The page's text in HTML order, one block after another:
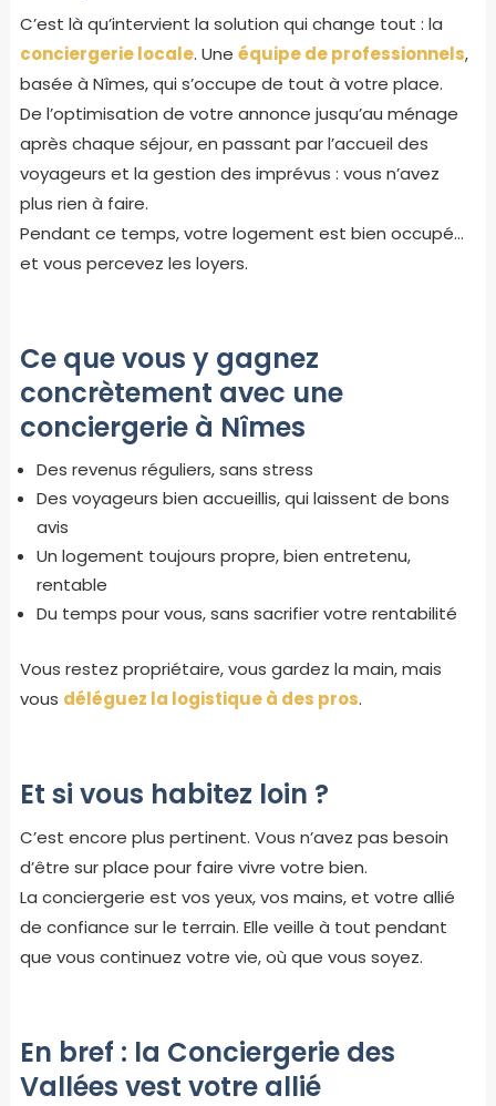
C’est là qu’intervient la solution qui change tout : la
conciergerie locale. Une équipe de professionnels,
basée à Nîmes, qui s’occupe de tout à votre place.
De l’optimisation de votre annonce jusqu’au ménage
après chaque séjour, en passant par l’accueil des
voyageurs et la gestion des imprévus : vous n’avez
plus rien à faire.
Pendant ce temps, votre logement est bien occupé…
et vous percevez les loyers.
Ce que vous y gagnez
concrètement avec une
conciergerie à Nîmes
Des revenus réguliers, sans stress
Des voyageurs bien accueillis, qui laissent de bons
avis
Un logement toujours propre, bien entretenu,
rentable
Du temps pour vous, sans sacrifier votre rentabilité
Vous restez propriétaire, vous gardez la main, mais
vous déléguez la logistique à des pros.
Et si vous habitez loin ?
C’est encore plus pertinent. Vous n’avez pas besoin
d’être sur place pour faire vivre votre bien.
La conciergerie est vos yeux, vos mains, et votre allié
de confiance sur le terrain. Elle veille à tout pendant
que vous continuez votre vie, où que vous soyez.
En bref : la Conciergerie des
Vallées vest votre allié